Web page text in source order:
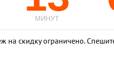
МИНУТ
на скидку ограничено.